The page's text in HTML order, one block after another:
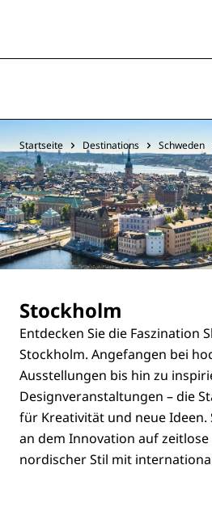
Startseite Destinations Schweden
Stockholm
Entdecken Sie die Faszination
Stockholm. Angefangen bei
Ausstellungen bis hin zu
Designveranstaltungen – die
für Kreativität und neue
an dem Innovation auf
nordischer Stil mit